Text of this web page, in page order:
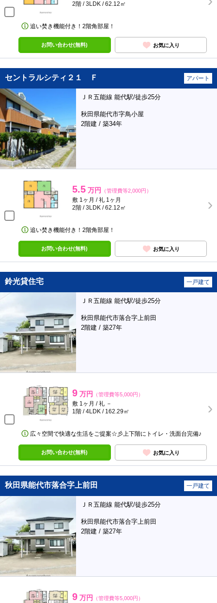
2階 / 3LDK / 62.12㎡
追い焚き機能付き！2階角部屋！
お問い合わせ(無料) お気に入り
セントラルシティ２１ Ｆ アパート
ＪＲ五能線 能代駅/徒歩25分
秋田県能代市字鳥小屋
2階建 / 築34年
5.5 万円 （管理費等2,000円）
敷 1ヶ月 / 礼 1ヶ月
2階 / 3LDK / 62.12㎡
追い焚き機能付き！2階角部屋！
お問い合わせ(無料) お気に入り
鈴光貸住宅 一戸建て
ＪＲ五能線 能代駅/徒歩25分
秋田県能代市落合字上前田
2階建 / 築27年
9 万円 （管理費等5,000円）
敷 1ヶ月 / 礼 －
1階 / 4LDK / 162.29㎡
広々空間で快適な生活をご提案☆彡上下階にトイレ・洗面台完備♪
お問い合わせ(無料) お気に入り
秋田県能代市落合字上前田 一戸建て
ＪＲ五能線 能代駅/徒歩25分
秋田県能代市落合字上前田
2階建 / 築27年
9 万円 （管理費等5,000円）